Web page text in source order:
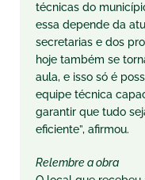
técnicas do
essa depende da
secretarias e dos
hoje também se
aula, e isso só é
equipe técnica
garantir que tudo
eficiente”, afirmou.
Relembre a obra